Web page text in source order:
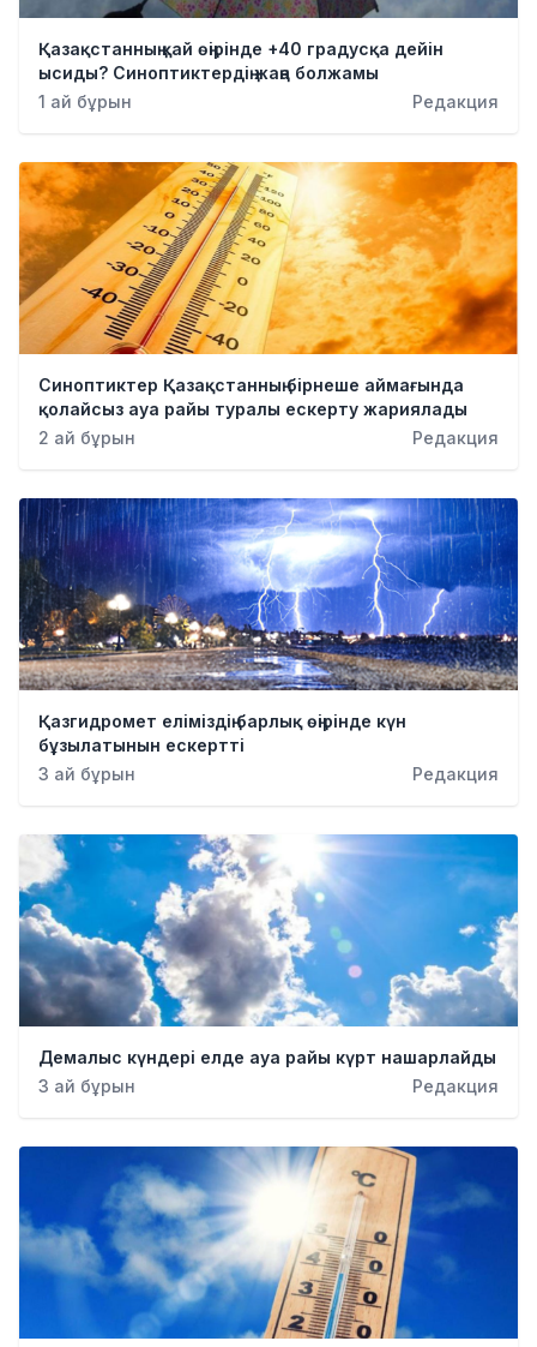
Қазақстанның қай өңірінде +40 градусқа дейін
ысиды? Синоптиктердің жаңа болжамы
1 ай бұрын
Редакция
Синоптиктер Қазақстанның бірнеше аймағында
қолайсыз ауа райы туралы ескерту жариялады
2 ай бұрын
Редакция
Қазгидромет еліміздің барлық өңірінде күн
бұзылатынын ескертті
3 ай бұрын
Редакция
Демалыс күндері елде ауа райы күрт нашарлайды
3 ай бұрын
Редакция